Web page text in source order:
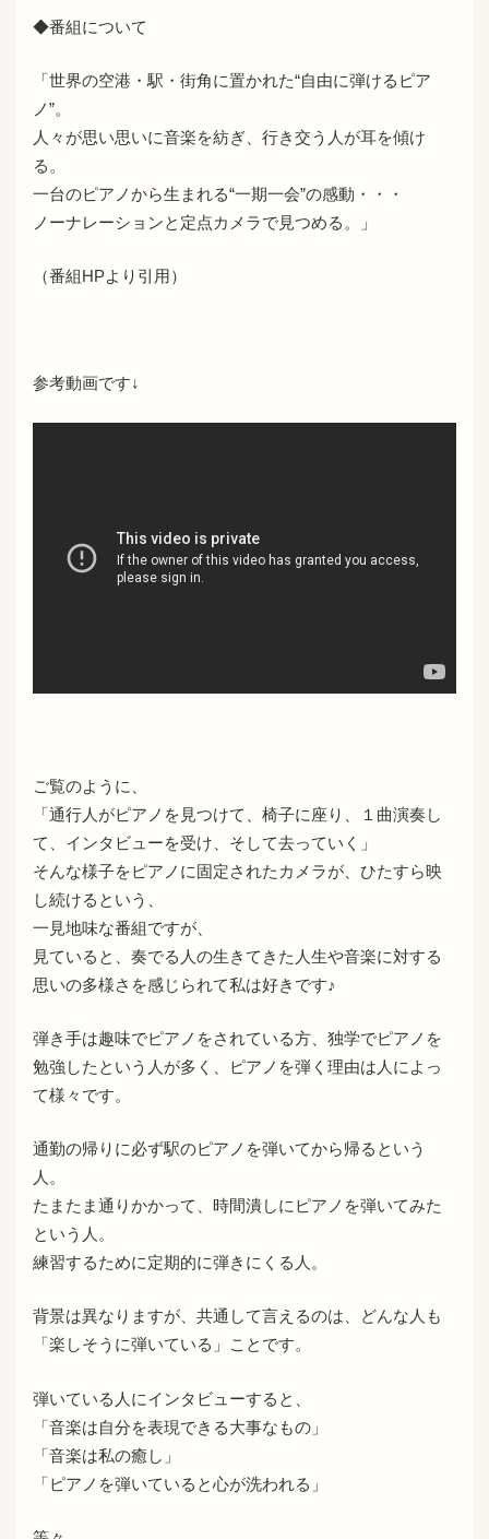
◆番組について
「世界の空港・駅・街角に置かれた“自由に弾けるピア
ノ”。
人々が思い思いに音楽を紡ぎ、行き交う人が耳を傾け
る。
一台のピアノから生まれる“一期一会”の感動・・・
ノーナレーションと定点カメラで見つめる。」
（番組HPより引用）
参考動画です↓
ご覧のように、
「通行人がピアノを見つけて、椅子に座り、１曲演奏し
て、インタビューを受け、そして去っていく」
そんな様子をピアノに固定されたカメラが、ひたすら映
し続けるという、
一見地味な番組ですが、
見ていると、奏でる人の生きてきた人生や音楽に対する
思いの多様さを感じられて私は好きです♪
弾き手は趣味でピアノをされている方、独学でピアノを
勉強したという人が多く、ピアノを弾く理由は人によっ
て様々です。
通勤の帰りに必ず駅のピアノを弾いてから帰るという
人。
たまたま通りかかって、時間潰しにピアノを弾いてみた
という人。
練習するために定期的に弾きにくる人。
背景は異なりますが、共通して言えるのは、どんな人も
「楽しそうに弾いている」ことです。
弾いている人にインタビューすると、
「音楽は自分を表現できる大事なもの」
「音楽は私の癒し」
「ピアノを弾いていると心が洗われる」